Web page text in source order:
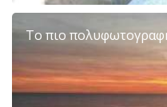
Το πιο